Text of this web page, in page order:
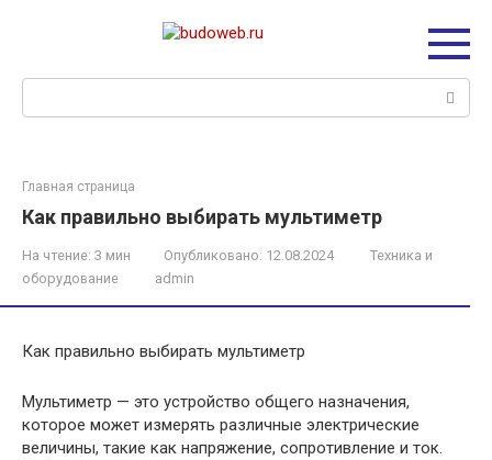
Главная страница
Как правильно выбирать мультиметр
На чтение: 3 мин Опубликовано: 12.08.2024
Техника и
оборудование
admin
Как правильно выбирать мультиметр
Мультиметр — это устройство общего назначения,
которое может измерять различные электрические
величины, такие как напряжение, сопротивление и ток.